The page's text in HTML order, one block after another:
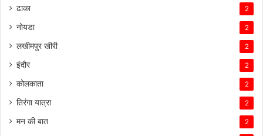
ढाका 2
नोयडा 2
लखीमपुर खीरी 2
इंदौर 2
कोलकाता 2
तिरंगा यात्रा 2
मन की बात 2